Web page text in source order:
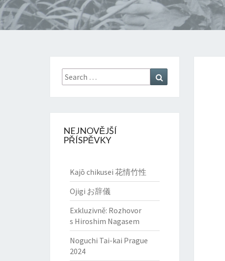
Search
for:
NEJNOVĚJŠÍ
PŘÍSPĚVKY
Kajō chikusei 花情竹性
Ojigi お辞儀
Exkluzivně: Rozhovor
s Hiroshim Nagasem
Noguchi Tai-kai Prague
2024